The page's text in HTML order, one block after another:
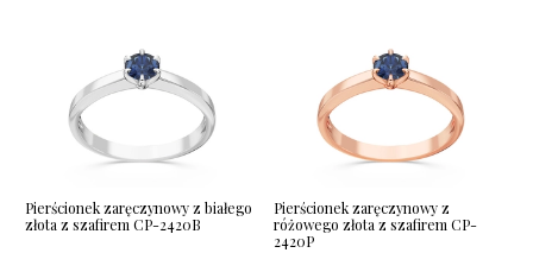
Pierścionek zaręczynowy z białego
złota z szafirem CP-2420B
Pierścionek zaręczynowy z
różowego złota z szafirem CP-
2420P